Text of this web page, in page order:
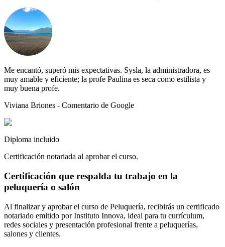
Me encantó, superó mis expectativas. Sysla, la administradora, es
muy amable y eficiente; la profe Paulina es seca como estilista y
muy buena profe.
Viviana Briones - Comentario de Google
Diploma incluido
Certificación notariada al aprobar el curso.
Certificación que respalda tu trabajo en la
peluquería o salón
Al finalizar y aprobar el curso de Peluquería, recibirás un certificado
notariado emitido por Instituto Innova, ideal para tu currículum,
redes sociales y presentación profesional frente a peluquerías,
salones y clientes.